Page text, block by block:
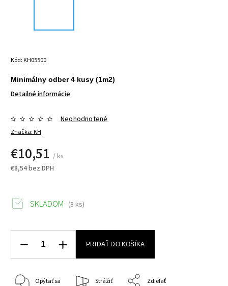
Kód:KH05500
Minimálny odber 4 kusy (1m2)
Detailné informácie
Značka:KH
Neohodnotené
€10,51 / ks
€8,54 bez DPH
SKLADOM (8 ks)
PRIDAŤ DO KOŠÍKA
Opýtať sa Strážiť Zdieľať